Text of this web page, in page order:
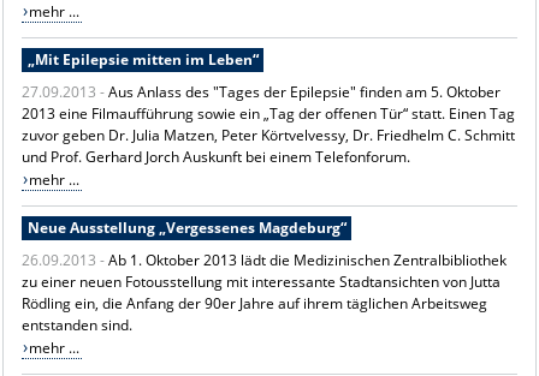
mehr ...
„Mit Epilepsie mitten im Leben“
27.09.2013 -Aus Anlass des "Tages der Epilepsie" finden am 5. Oktober
2013 eine Filmaufführung sowie ein „Tag der offenen Tür“ statt. Einen Tag
zuvor geben Dr. Julia Matzen, Peter Körtvelvessy, Dr. Friedhelm C. Schmitt
und Prof. Gerhard Jorch Auskunft bei einem Telefonforum.
mehr ...
Neue Ausstellung „Vergessenes Magdeburg“
26.09.2013 -Ab 1. Oktober 2013 lädt die Medizinischen Zentralbibliothek
zu einer neuen Fotousstellung mit interessante Stadtansichten von Jutta
Rödling ein, die Anfang der 90er Jahre auf ihrem täglichen Arbeitsweg
entstanden sind.
mehr ...